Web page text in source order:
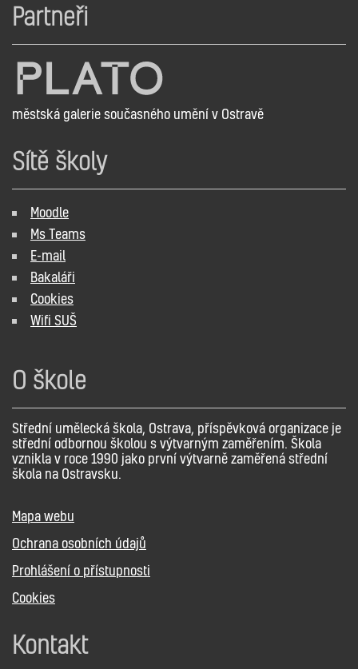
Partneři
městská galerie současného umění v Ostravě
Sítě školy
Moodle
Ms Teams
E-mail
Bakaláři
Cookies
Wifi SUŠ
O škole
Střední umělecká škola, Ostrava, příspěvková organizace je
střední odbornou školou s výtvarným zaměřením. Škola
vznikla v roce 1990 jako první výtvarně zaměřená střední
škola na Ostravsku.
Mapa webu
Ochrana osobních údajů
Prohlášení o přístupnosti
Cookies
Kontakt